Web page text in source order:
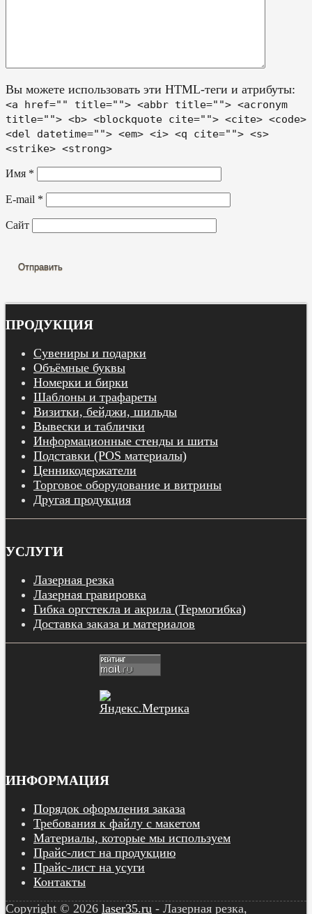
Вы можете использовать эти HTML-теги и атрибуты:
<a href="" title=""> <abbr title=""> <acronym
title=""> <b> <blockquote cite=""> <cite> <code>
<del datetime=""> <em> <i> <q cite=""> <s>
<strike> <strong>
Имя *
E-mail *
Сайт
ПРОДУКЦИЯ
Сувениры и подарки
Объёмные буквы
Номерки и бирки
Шаблоны и трафареты
Визитки, бейджи, шильды
Вывески и таблички
Информационные стенды и шиты
Подставки (POS материалы)
Ценникодержатели
Торговое оборудование и витрины
Другая продукция
УСЛУГИ
Лазерная резка
Лазерная гравировка
Гибка оргстекла и акрила (Термогибка)
Доставка заказа и материалов
ИНФОРМАЦИЯ
Порядок оформления заказа
Требования к файлу с макетом
Материалы, которые мы используем
Прайс-лист на продукцию
Прайс-лист на усуги
Контакты
Copyright © 2026 laser35.ru - Лазерная резка,